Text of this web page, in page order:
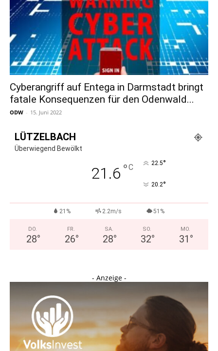
Cyberangriff auf Entega in Darmstadt bringt
fatale Konsequenzen für den Odenwald...
ODW - 15. Juni 2022
LÜTZELBACH
Überwiegend Bewölkt
21.6 °C 22.5°
20.2°
21% 2.2m/s 51%
DO.
28°
FR.
26°
SA.
28°
SO.
32°
MO.
31 °
- Anzeige -